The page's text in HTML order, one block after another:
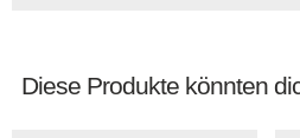
Diese Produkte könnten